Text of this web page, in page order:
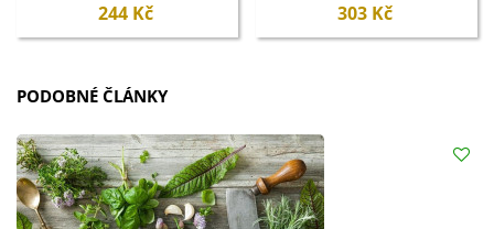
244 Kč 303 Kč
PODOBNÉ ČLÁNKY